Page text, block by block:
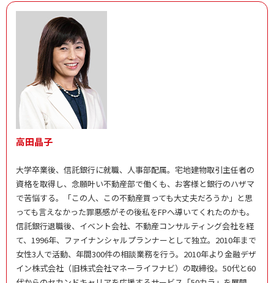
高田晶子
大学卒業後、信託銀行に就職、人事部配属。宅地建物取引主任者の
資格を取得し、念願叶い不動産部で働くも、お客様と銀行のハザマ
で苦悩する。「この人、この不動産買っても大丈夫だろうか」と思
っても言えなかった罪悪感がその後私をFPへ導いてくれたのかも。
信託銀行退職後、イベント会社、不動産コンサルティング会社を経
て、1996年、ファイナンシャルプランナーとして独立。2010年まで
女性3人で活動、年間300件の相談業務を行う。2010年より金融デザ
イン株式会社（旧株式会社マネーライフナビ）の取締役。50代と60